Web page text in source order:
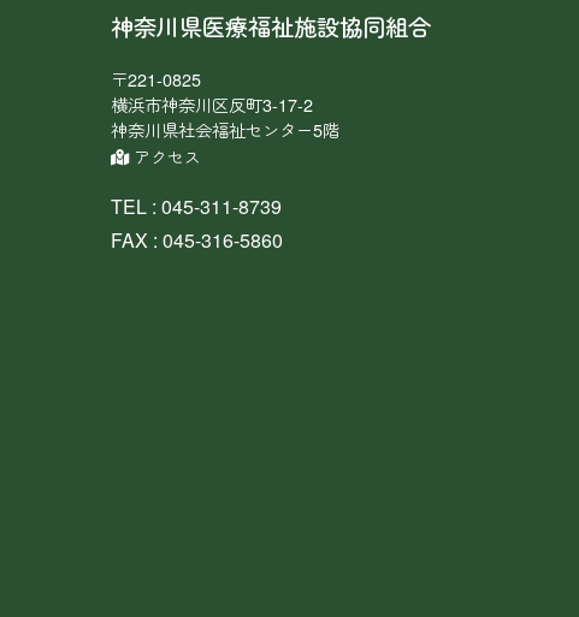
神奈川県医療福祉施設協同組合
〒221-0825
横浜市神奈川区反町3-17-2
神奈川県社会福祉センター5階
アクセス
TEL : 045-311-8739
FAX : 045-316-5860